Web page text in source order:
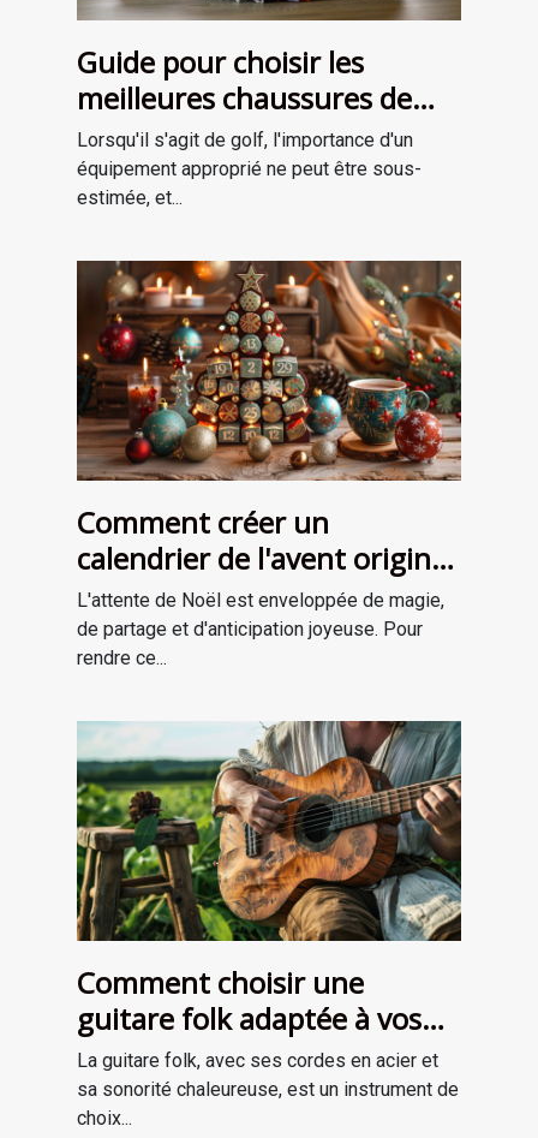
Guide pour choisir les
meilleures chaussures de
golf adaptées à votre style
de jeu
Lorsqu'il s'agit de golf, l'importance d'un
équipement approprié ne peut être sous-
estimée, et...
Comment créer un
calendrier de l'avent original
pour attendre Noël
L'attente de Noël est enveloppée de magie,
de partage et d'anticipation joyeuse. Pour
rendre ce...
Comment choisir une
guitare folk adaptée à vos
besoins
La guitare folk, avec ses cordes en acier et
sa sonorité chaleureuse, est un instrument de
choix...